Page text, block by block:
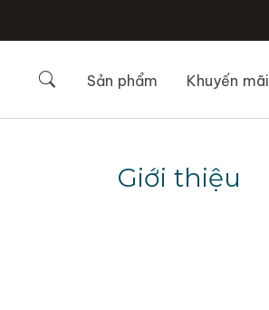
Sản phẩm Khuyến mãi
Giới thiệu